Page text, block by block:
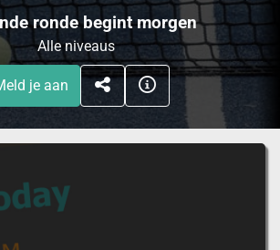
ronde begint morgen
Alle niveaus
je aan